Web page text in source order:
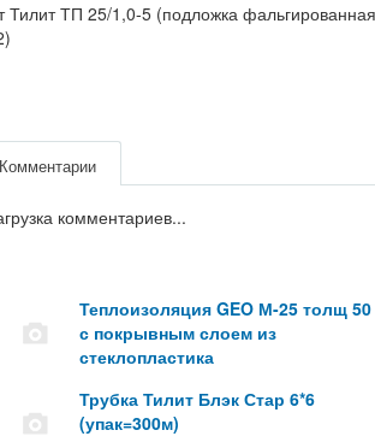
Тилит ТП 25/1,0-5 (подложка
комментариев...
Теплоизоляция GEO М-25 толщ
с покрывным слоем из
стеклопластика
Трубка Тилит Блэк Стар 6*6
(упак=300м)